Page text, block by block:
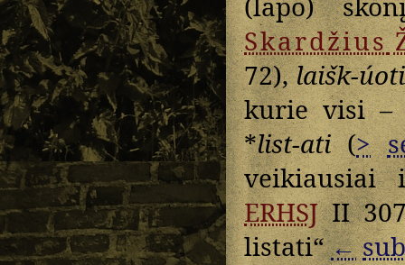
Skardžius
72),laišk-úoti
kurie visi
*list-ati(>
veikiausiai
ERHSJII
listati“←